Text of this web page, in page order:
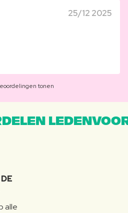
25/12 2025
tonen
alle